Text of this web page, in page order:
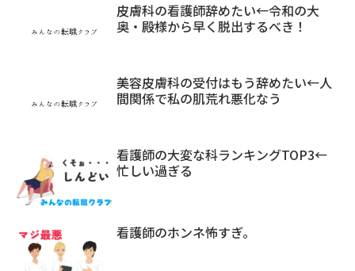
皮膚科の看護師辞めたい←令和の大
奥・殿様から早く脱出するべき！
美容皮膚科の受付はもう辞めたい←人
間関係で私の肌荒れ悪化なう
看護師の大変な科ランキングTOP3←
忙しい過ぎる
看護師のホンネ怖すぎ。